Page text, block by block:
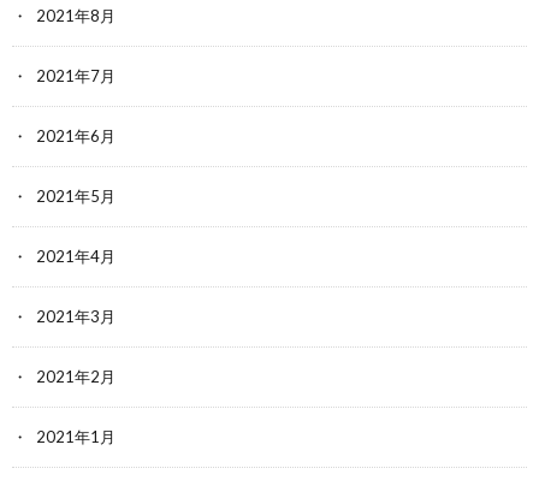
2021年8月
2021年7月
2021年6月
2021年5月
2021年4月
2021年3月
2021年2月
2021年1月